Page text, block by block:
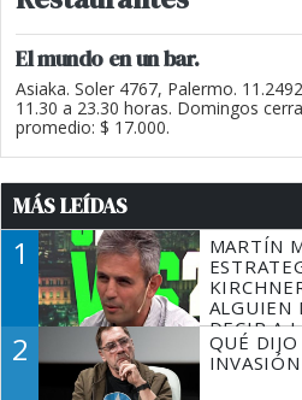
El mundo en un bar.
Asiaka. Soler 4767, Palermo.
11.30 a 23.30 horas. Domingos
promedio: $ 17.000.
MÁS LEÍDAS
1
MARTÍN
ALGUIEN
DECIR A
TIENE
2
QUÉ